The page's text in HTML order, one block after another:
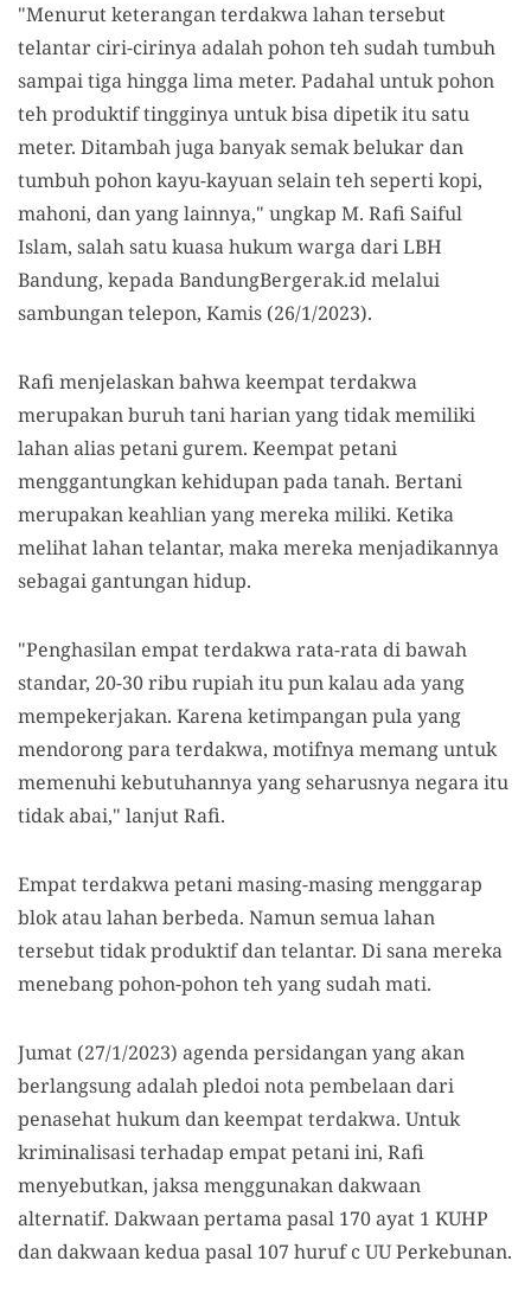
"Menurut keterangan terdakwa lahan tersebut
telantar ciri-cirinya adalah pohon teh sudah tumbuh
sampai tiga hingga lima meter. Padahal untuk pohon
teh produktif tingginya untuk bisa dipetik itu satu
meter. Ditambah juga banyak semak belukar dan
tumbuh pohon kayu-kayuan selain teh seperti kopi,
mahoni, dan yang lainnya," ungkap M. Rafi Saiful
Islam, salah satu kuasa hukum warga dari LBH
Bandung, kepada BandungBergerak.id melalui
sambungan telepon, Kamis (26/1/2023).
Rafi menjelaskan bahwa keempat terdakwa
merupakan buruh tani harian yang tidak memiliki
lahan alias petani gurem. Keempat petani
menggantungkan kehidupan pada tanah. Bertani
merupakan keahlian yang mereka miliki. Ketika
melihat lahan telantar, maka mereka menjadikannya
sebagai gantungan hidup.
"Penghasilan empat terdakwa rata-rata di bawah
standar, 20-30 ribu rupiah itu pun kalau ada yang
mempekerjakan. Karena ketimpangan pula yang
mendorong para terdakwa, motifnya memang untuk
memenuhi kebutuhannya yang seharusnya negara itu
tidak abai," lanjut Rafi.
Empat terdakwa petani masing-masing menggarap
blok atau lahan berbeda. Namun semua lahan
tersebut tidak produktif dan telantar. Di sana mereka
menebang pohon-pohon teh yang sudah mati.
Jumat (27/1/2023) agenda persidangan yang akan
berlangsung adalah pledoi nota pembelaan dari
penasehat hukum dan keempat terdakwa. Untuk
kriminalisasi terhadap empat petani ini, Rafi
menyebutkan, jaksa menggunakan dakwaan
alternatif. Dakwaan pertama pasal 170 ayat 1 KUHP
dan dakwaan kedua pasal 107 huruf c UU Perkebunan.